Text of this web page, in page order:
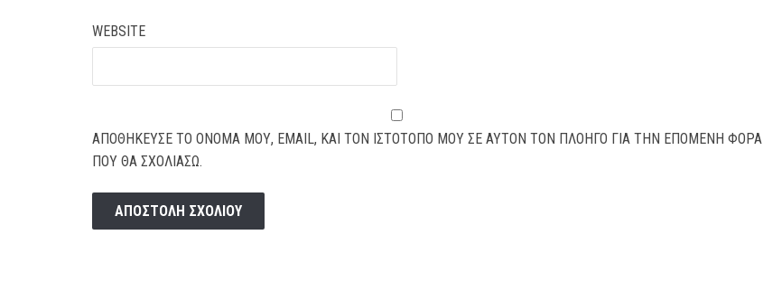
WEBSITE
ΑΠΟΘΉΚΕΥΣΕ ΤΟ ΌΝΟΜΆ ΜΟΥ, EMAIL, ΚΑΙ ΤΟΝ ΙΣΤΌΤΟΠΟ ΜΟΥ ΣΕ ΑΥΤΌΝ ΤΟΝ ΠΛΟΗΓΌ ΓΙΑ ΤΗΝ ΕΠΌΜΕΝΗ ΦΟΡΆ
ΠΟΥ ΘΑ ΣΧΟΛΙΆΣΩ.